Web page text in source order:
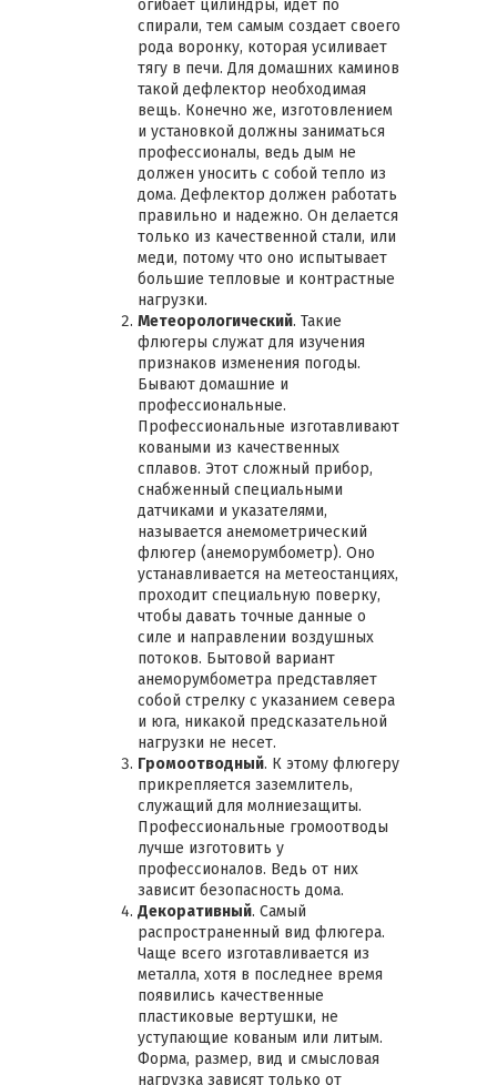
огибает цилиндры, идет по
спирали, тем самым создает своего
рода воронку, которая усиливает
тягу в печи. Для домашних каминов
такой дефлектор необходимая
вещь. Конечно же, изготовлением
и установкой должны заниматься
профессионалы, ведь дым не
должен уносить с собой тепло из
дома. Дефлектор должен работать
правильно и надежно. Он делается
только из качественной стали, или
меди, потому что оно испытывает
большие тепловые и контрастные
нагрузки.
Метеорологический. Такие
флюгеры служат для изучения
признаков изменения погоды.
Бывают домашние и
профессиональные.
Профессиональные изготавливают
коваными из качественных
сплавов. Этот сложный прибор,
снабженный специальными
датчиками и указателями,
называется анемометрический
флюгер (анеморумбометр). Оно
устанавливается на метеостанциях,
проходит специальную поверку,
чтобы давать точные данные о
силе и направлении воздушных
потоков. Бытовой вариант
анеморумбометра представляет
собой стрелку с указанием севера
и юга, никакой предсказательной
нагрузки не несет.
Громоотводный. К этому флюгеру
прикрепляется заземлитель,
служащий для молниезащиты.
Профессиональные громоотводы
лучше изготовить у
профессионалов. Ведь от них
зависит безопасность дома.
Декоративный. Самый
распространенный вид флюгера.
Чаще всего изготавливается из
металла, хотя в последнее время
появились качественные
пластиковые вертушки, не
уступающие кованым или литым.
Форма, размер, вид и смысловая
нагрузка зависят только от